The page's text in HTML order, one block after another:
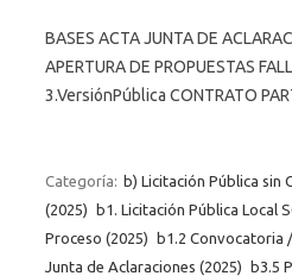
BASES ACTA JUNTA DE
APERTURA DE PROPUESTAS
3.VersiónPública CONTRATO
Categoría: b) Licitación Pública sin
(2025) b1. Licitación Pública Local
Proceso (2025) b1.2 Convocatoria
Junta de Aclaraciones (2025) b3.5